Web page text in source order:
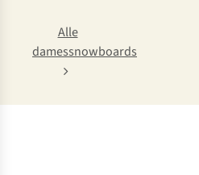
Alle
damessnowboards